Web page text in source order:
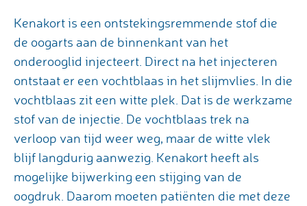
Kenakort is een ontstekingsremmende stof die
de oogarts aan de binnenkant van het
onderooglid injecteert. Direct na het injecteren
ontstaat er een vochtblaas in het slijmvlies. In die
vochtblaas zit een witte plek. Dat is de werkzame
stof van de injectie. De vochtblaas trek na
verloop van tijd weer weg, maar de witte vlek
blijf langdurig aanwezig. Kenakort heeft als
mogelijke bijwerking een stijging van de
oogdruk. Daarom moeten patiënten die met deze